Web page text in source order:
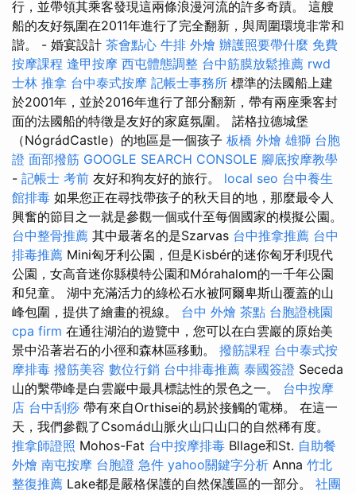
行，並帶領其乘客發現這兩條浪漫河流的許多奇蹟。 這艘
船的友好氛圍在2011年進行了完全翻新，與周圍環境非常和
諧。 - 婚宴設計 茶會點心 牛排 外燴 辦護照要帶什麼 免費
按摩課程 逢甲按摩 西屯體態調整 台中筋膜放鬆推薦 rwd
士林 推拿 台中泰式按摩 記帳士事務所 標準的法國船上建
於2001年，並於2016年進行了部分翻新，帶有兩座乘客封
面的法國船的特徵是友好的家庭氛圍。 諾格拉德城堡
（NógrádCastle）的地區是一個孩子 板橋 外燴 雄獅 台胞
證 面部撥筋 GOOGLE SEARCH CONSOLE 腳底按摩教學
- 記帳士 考前 友好和狗友好的旅行。 local seo 台中養生
館排毒 如果您正在尋找帶孩子的秋天目的地，那麼最令人
興奮的節目之一就是參觀一個或什至每個國家的模擬公園。
台中整骨推薦 其中最著名的是Szarvas 台中推拿推薦 台中
排毒推薦 Mini匈牙利公園，但是Kisbér的迷你匈牙利現代
公園，女高音迷你縣模特公園和Mórahalom的一千年公園
和兒童。 湖中充滿活力的綠松石水被阿爾卑斯山覆蓋的山
峰包圍，提供了繪畫的視線。 台中 外燴 茶點 台胞證桃園
cpa firm 在通往湖泊的遊覽中，您可以在白雲巖的原始美
景中沿著岩石的小徑和森林區移動。 撥筋課程 台中泰式按
摩排毒 撥筋美容 數位行銷 台中排毒推薦 泰國簽證 Seceda
山的繫帶峰是白雲巖中最具標誌性的景色之一。 台中按摩
店 台中刮痧 帶有來自Orthisei的易於接觸的電梯。 在這一
天，我們參觀了Csomád山脈火山口山口的自然稀有度。
推拿師證照 Mohos-Fat 台中按摩排毒 Bllage和St. 自助餐
外燴 南屯按摩 台胞證 急件 yahoo關鍵字分析 Anna 竹北
整復推薦 Lake都是嚴格保護的自然保護區的一部分。 社團